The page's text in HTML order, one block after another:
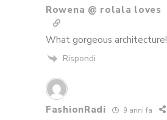
Rowena @ rolala loves
What gorgeous architecture!
Rispondi
FashionRadi 9 anni fa